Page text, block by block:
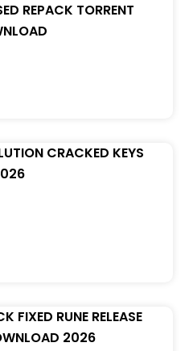
REPACK TORRENT
CRACKED KEYS
FIXED RUNE RELEASE
2026